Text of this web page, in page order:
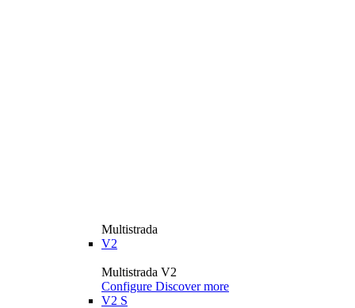
Multistrada
V2
Multistrada V2
Configure Discover more
V2 S